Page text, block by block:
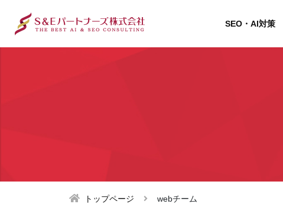
SEO・AI対策
トップページ webチーム